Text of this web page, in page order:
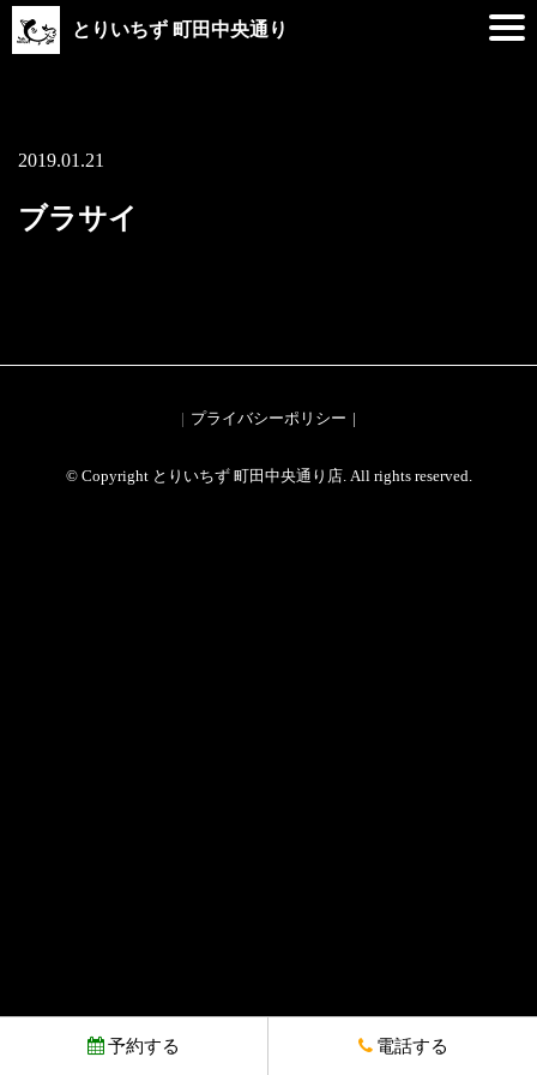
とりいちず 町田中央通り
2019.01.21
ブラサイ
プライバシーポリシー
© Copyright とりいちず 町田中央通り店. All rights reserved.
予約する 電話する